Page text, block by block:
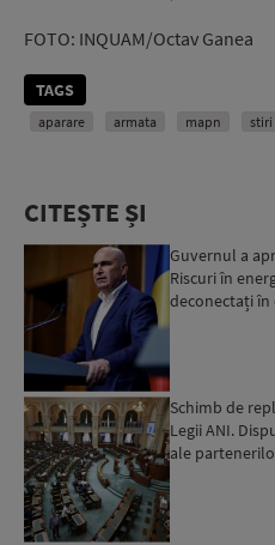
FOTO: INQUAM/Octav Ganea
TAGS
aparare armata mapn stiri
CITEȘTE ȘI
Guvernul a
Riscuri în
deconectați în
Schimb de
Legii ANI.
ale